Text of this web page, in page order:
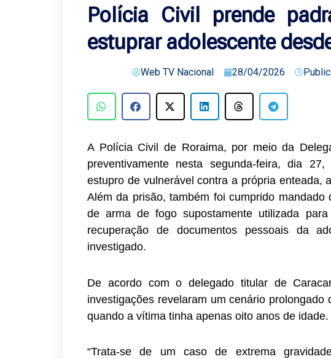
Polícia Civil prende
estuprar adolescente
Web TV Nacional 28/04/2026
A Polícia Civil de Roraima, por meio da
preventivamente nesta segunda-feira, dia
estupro de vulnerável contra a própria enteada,
Além da prisão, também foi cumprido
de arma de fogo supostamente utilizada
recuperação de documentos pessoais da
investigado.
De acordo com o delegado titular de
investigações revelaram um cenário
quando a vítima tinha apenas oito anos de idade.
“Trata-se de um caso de extrema